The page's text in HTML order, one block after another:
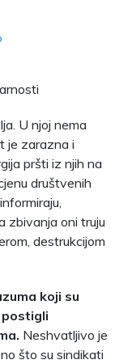
U njoj nema
je zarazna i
pršti iz njih na
društvenih
zbivanja oni truju
destrukcijom
koji su
Neshvatljivo je
što su sindikati